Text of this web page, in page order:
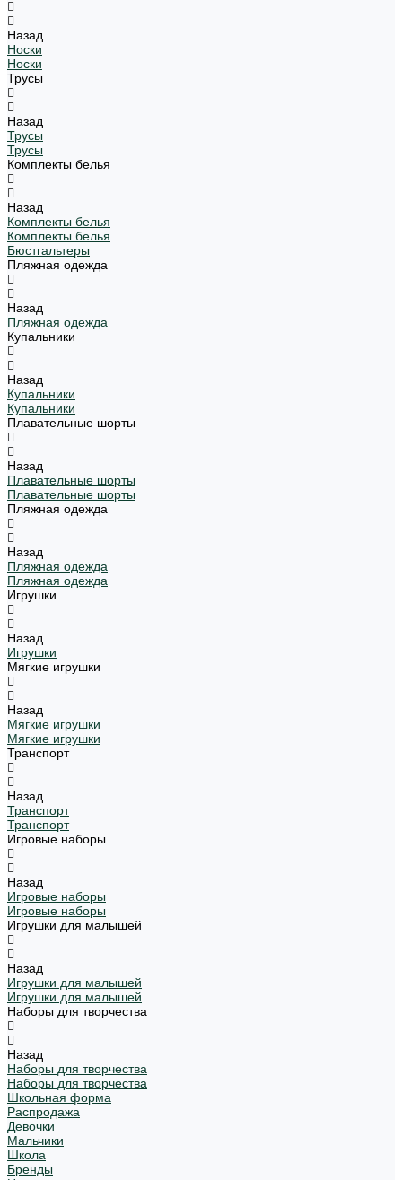
Назад
Носки
Носки
Трусы
Назад
Трусы
Трусы
Комплекты белья
Назад
Комплекты белья
Комплекты белья
Бюстгальтеры
Пляжная одежда
Назад
Пляжная одежда
Купальники
Назад
Купальники
Купальники
Плавательные шорты
Назад
Плавательные шорты
Плавательные шорты
Пляжная одежда
Назад
Пляжная одежда
Пляжная одежда
Игрушки
Назад
Игрушки
Мягкие игрушки
Назад
Мягкие игрушки
Мягкие игрушки
Транспорт
Назад
Транспорт
Транспорт
Игровые наборы
Назад
Игровые наборы
Игровые наборы
Игрушки для малышей
Назад
Игрушки для малышей
Игрушки для малышей
Наборы для творчества
Назад
Наборы для творчества
Наборы для творчества
Школьная форма
Распродажа
Девочки
Мальчики
Школа
Бренды